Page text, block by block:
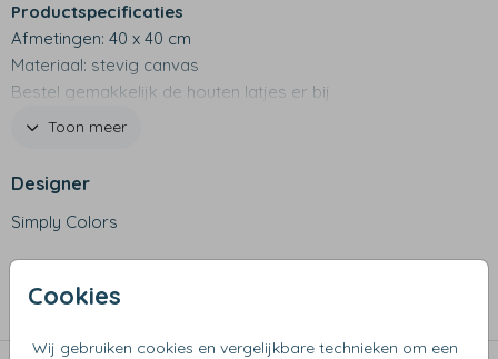
Cookies
Wij gebruiken cookies en vergelijkbare technieken om een
Productspecificaties
Afmetingen: 40 x 40 cm
Materiaal: stevig canvas
Bestel gemakkelijk de houten latjes er bij
Houten latjes worden niet standaard meegeleverd
Ook beschikbaar in andere formaten!
Toon meer
Designer
Simply Colors
Collectie
Canvas posters